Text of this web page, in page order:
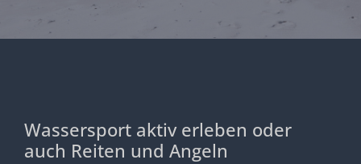
Wassersport aktiv erleben oder
auch Reiten und Angeln